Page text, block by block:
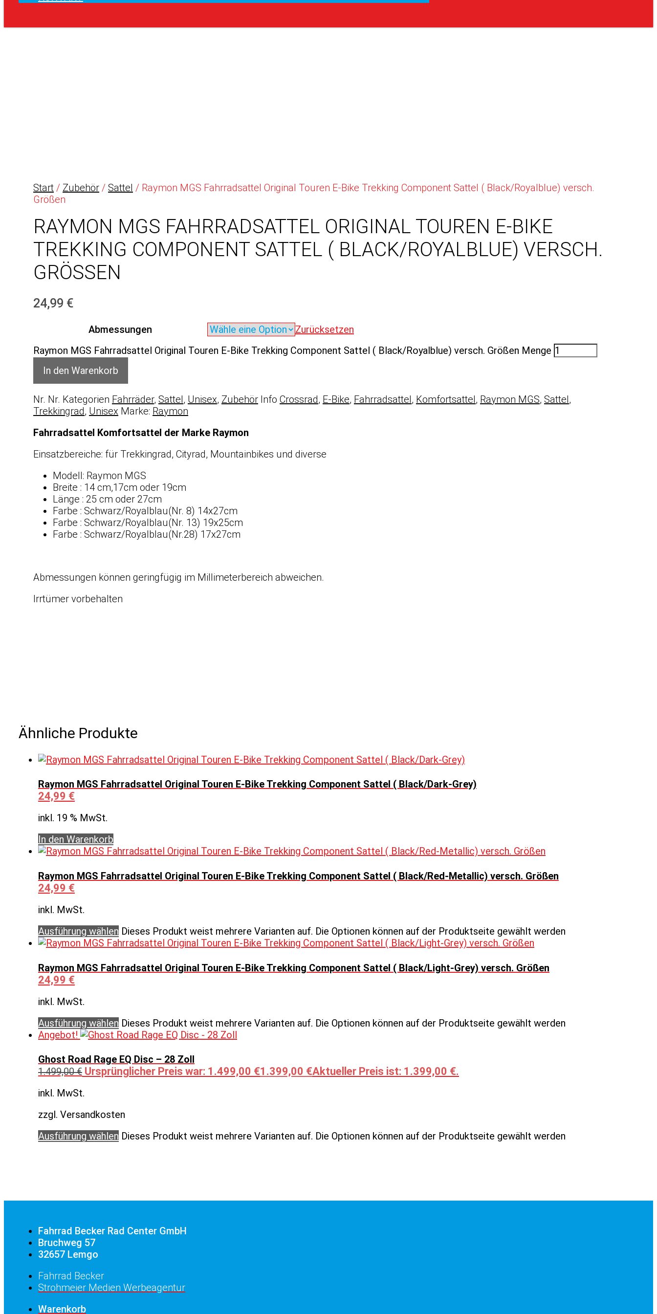
Start / Zubehör / Sattel / Raymon MGS Fahrradsattel Original Touren E-Bike Trekking Component Sattel ( Black/Royalblue) versch.
Größen
RAYMON MGS FAHRRADSATTEL ORIGINAL TOUREN E-BIKE
TREKKING COMPONENT SATTEL ( BLACK/ROYALBLUE) VERSCH.
GRÖSSEN
24,99 €
Abmessungen
Zurücksetzen
Raymon MGS Fahrradsattel Original Touren E-Bike Trekking Component Sattel ( Black/Royalblue) versch. Größen Menge
In den Warenkorb
Nr. Nr. Kategorien Fahrräder, Sattel, Unisex, Zubehör Info Crossrad, E-Bike, Fahrradsattel, Komfortsattel, Raymon MGS, Sattel,
Trekkingrad, Unisex Marke: Raymon
Fahrradsattel Komfortsattel der Marke Raymon
Einsatzbereiche: für Trekkingrad, Cityrad, Mountainbikes und diverse
Modell: Raymon MGS
Breite : 14 cm,17cm oder 19cm
Länge : 25 cm oder 27cm
Farbe : Schwarz/Royalblau(Nr. 8) 14x27cm
Farbe : Schwarz/Royalblau(Nr. 13) 19x25cm
Farbe : Schwarz/Royalblau(Nr.28) 17x27cm
Abmessungen können geringfügig im Millimeterbereich abweichen.
Irrtümer vorbehalten
Ähnliche Produkte
Raymon MGS Fahrradsattel Original Touren E-Bike Trekking Component Sattel ( Black/Dark-Grey)
24,99 €
inkl. 19 % MwSt.
In den Warenkorb
Raymon MGS Fahrradsattel Original Touren E-Bike Trekking Component Sattel ( Black/Red-Metallic) versch. Größen
24,99 €
inkl. MwSt.
Ausführung wählen Dieses Produkt weist mehrere Varianten auf. Die Optionen können auf der Produktseite gewählt werden
Raymon MGS Fahrradsattel Original Touren E-Bike Trekking Component Sattel ( Black/Light-Grey) versch. Größen
24,99 €
inkl. MwSt.
Ausführung wählen Dieses Produkt weist mehrere Varianten auf. Die Optionen können auf der Produktseite gewählt werden
Angebot!
Ghost Road Rage EQ Disc – 28 Zoll
1.499,00€ Ursprünglicher Preis war: 1.499,00 €1.399,00 €Aktueller Preis ist: 1.399,00 €.
inkl. MwSt.
zzgl. Versandkosten
Ausführung wählen Dieses Produkt weist mehrere Varianten auf. Die Optionen können auf der Produktseite gewählt werden
Fahrrad Becker Rad Center GmbH
Bruchweg 57
32657 Lemgo
Fahrrad Becker
Strohmeier Medien Werbeagentur
Warenkorb